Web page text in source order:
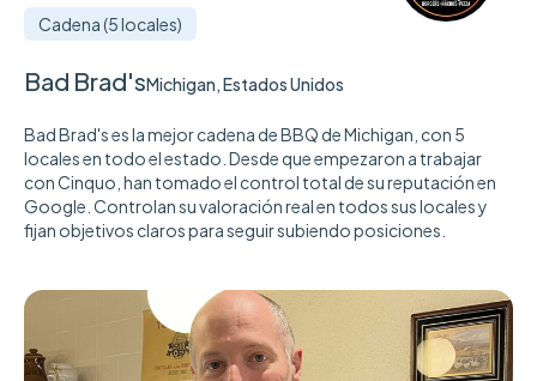
Cadena (5 locales)
Bad Brad'sMichigan, Estados Unidos
Bad Brad's es la mejor cadena de BBQ de Michigan, con 5
locales en todo el estado. Desde que empezaron a trabajar
con Cinquo, han tomado el control total de su reputación en
Google. Controlan su valoración real en todos sus locales y
fijan objetivos claros para seguir subiendo posiciones.